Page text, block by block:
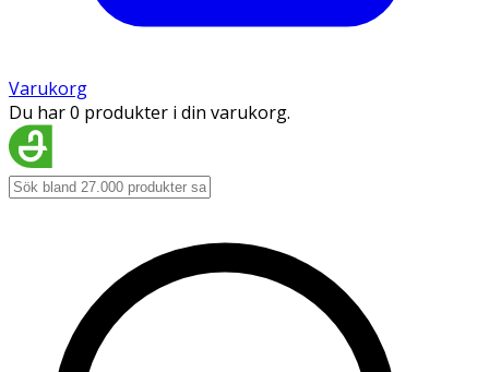
Varukorg
Du har 0 produkter i din varukorg.